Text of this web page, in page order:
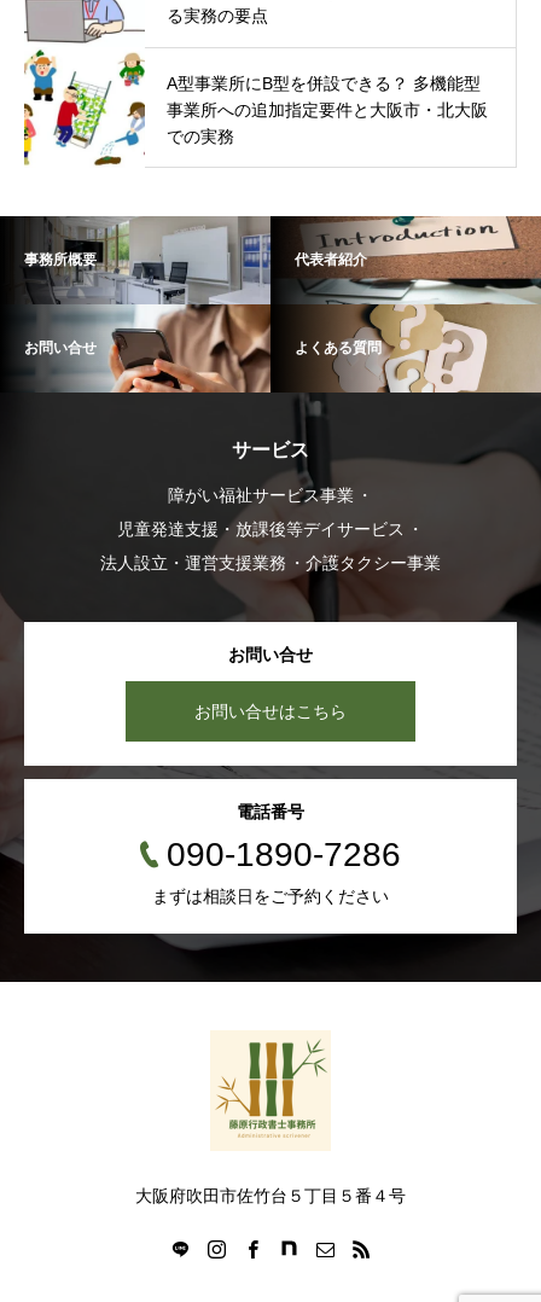
る実務の要点
A型事業所にB型を併設できる？ 多機能型
事業所への追加指定要件と大阪市・北大阪
での実務
事務所概要 代表者紹介
お問い合せ よくある質問
サービス
障がい福祉サービス事業
児童発達支援・放課後等デイサービス
法人設立・運営支援業務
介護タクシー事業
お問い合せ
お問い合せはこちら
電話番号
090-1890-7286
まずは相談日をご予約ください
大阪府吹田市佐竹台５丁目５番４号